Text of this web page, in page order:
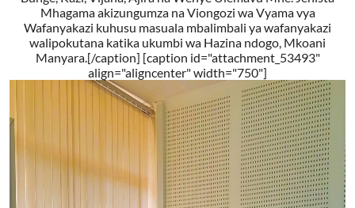
Mhagama akizungumza na Viongozi wa Vyama vya
Wafanyakazi kuhusu masuala mbalimbali ya wafanyakazi
walipokutana katika ukumbi wa Hazina ndogo, Mkoani
Manyara.[/caption] [caption id="attachment_53493"
align="aligncenter" width="750"]